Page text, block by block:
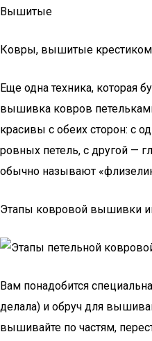
Вышитые
Ковры, вышитые крестиком
Еще одна техника, которая
вышивка ковров
красивы с обеих сторон: с
ровных петель, с другой —
обычно называют
Этапы ковровой вышивки
Вам понадобится
делала) и обруч для
вышивайте по частям,